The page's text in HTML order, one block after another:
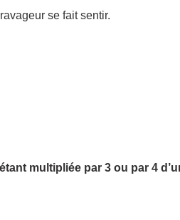
se fait sentir.
multipliée par 3 ou par 4